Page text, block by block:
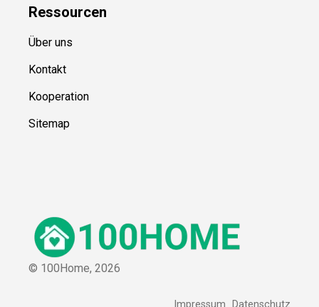
Ressourcen
Über uns
Kontakt
Kooperation
Sitemap
© 100Home, 2026
Impressum Datenschutz